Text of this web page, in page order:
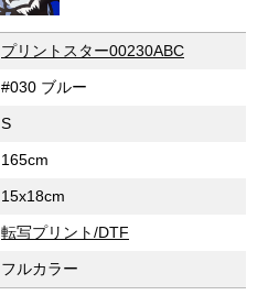
プリントスター00230ABC
#030 ブルー
S
165cm
15x18cm
転写プリント/DTF
フルカラー